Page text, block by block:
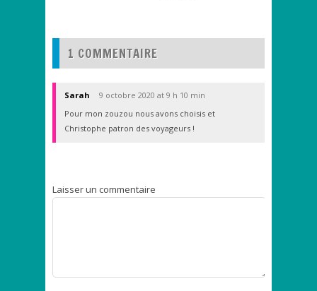
1 COMMENTAIRE
Sarah
9 octobre 2020 at 9 h 10 min
Pour mon zouzou nous avons choisis et
Christophe patron des voyageurs !
Laisser un commentaire